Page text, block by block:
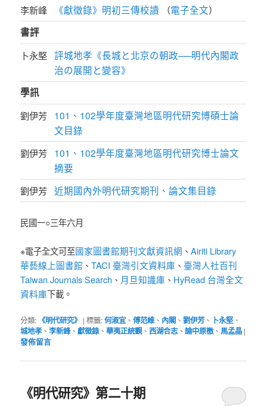
李新峰
《獻徵錄》明初三傳校讀 （電子全文）
書評
卜永堅 評城地孝《長城と北京の朝政──明代內閣政
治の展開と變容》
學訊
劉伊芳
101、102學年度臺灣地區明代研究博碩士論
文目錄
劉伊芳
101、102學年度臺灣地區明代研究博士論文
摘要
劉伊芳 近期國內外明代研究期刊、論文集目錄
民國一○三年六月
※電子全文可至國家圖書館期刊文獻資訊網 、Airiti Library
華藝線上圖書館 、TACI 臺灣引文資料庫 、 臺灣人社百刊
Taiwan Journals Search 、 月旦知識庫 、 HyRead 台灣全文
資料庫下載。
分類: 《明代研究》 |標籤:何淑宜 、傅范維、 內閣 、劉伊芳、 卜永堅、
城地孝、李新峰、獻徵錄、華夷正統觀、西湖合志、諭中原檄、 馬孟晶 |
發佈留言
《明代研究》第二十期